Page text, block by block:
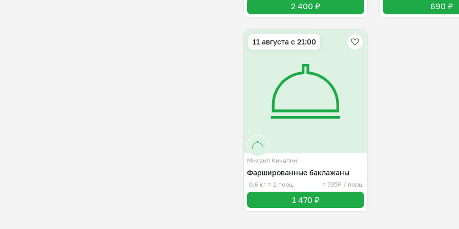
2 400 ₽ 690 ₽
11 августа с 21:00
Михаил Кичапин
Фаршированные баклажаны
0,6 кг ≈ 2 порц. ≈ 735₽ / порц.
1 470 ₽